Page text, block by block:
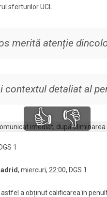
sferturilor UCL
merită atenție
detaliat al
👍 👎
1
, miercuri, 22:00, DGS 1
a obținut calificarea în